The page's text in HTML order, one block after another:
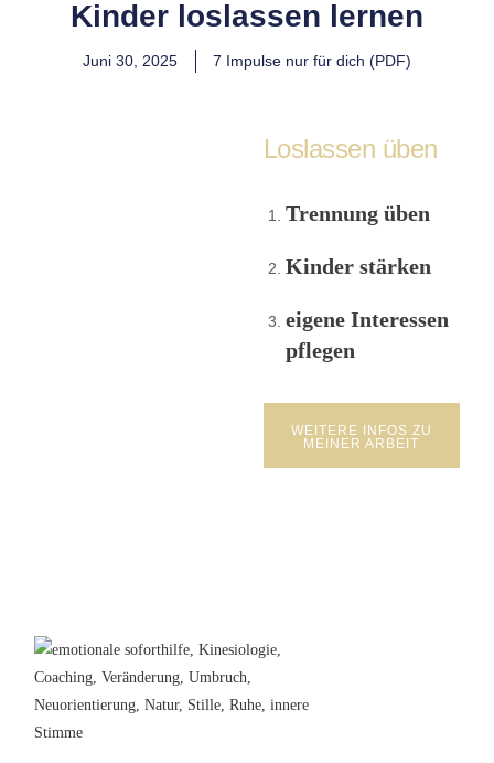
Kinder loslassen lernen
Juni 30, 2025 7 Impulse nur für dich (PDF)
Loslassen üben
Trennung üben
Kinder stärken
eigene Interessen
pflegen
WEITERE INFOS ZU
MEINER ARBEIT